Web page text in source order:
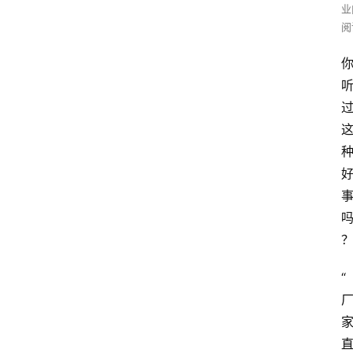
你
听
过
这
种
好
事
吗
？
“
厂
家
直